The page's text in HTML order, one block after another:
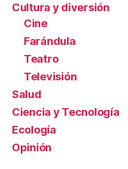
Cultura y diversión
Cine
Farándula
Teatro
Televisión
Salud
Ciencia y Tecnología
Ecología
Opinión